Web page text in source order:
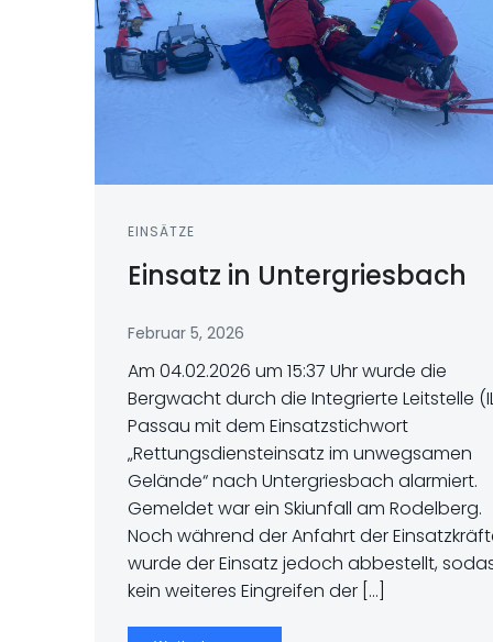
EINSÄTZE
Einsatz in Untergriesbach
Februar 5, 2026
Am 04.02.2026 um 15:37 Uhr wurde die
Bergwacht durch die Integrierte Leitstelle
Passau mit dem Einsatzstichwort
„Rettungsdiensteinsatz im unwegsamen
Gelände“ nach Untergriesbach alarmiert.
Gemeldet war ein Skiunfall am Rodelberg.
Noch während der Anfahrt der
wurde der Einsatz jedoch abbestellt,
kein weiteres Eingreifen der […]